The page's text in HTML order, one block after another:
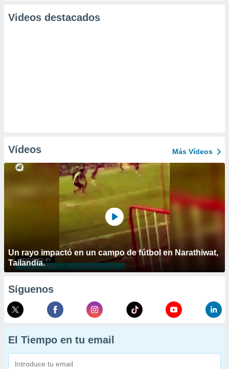
Videos destacados
Vídeos Más Vídeos
Un rayo impactó en un campo de fútbol en Narathiwat,
Tailandia.
Síguenos
El Tiempo en tu email